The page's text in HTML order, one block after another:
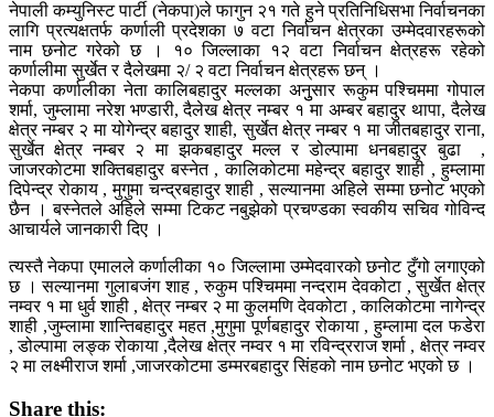
नेपाली कम्युनिस्ट पार्टी (नेकपा)ले फागुन २१ गते हुने प्रतिनिधिसभा निर्वाचनका
लागि प्रत्यक्षतर्फ कर्णाली प्रदेशका ७ वटा निर्वाचन क्षेत्रका उम्मेदवारहरूको
नाम छनोट गरेको छ । १० जिल्लाका १२ वटा निर्वाचन क्षेत्रहरू रहेको
कर्णालीमा सुर्खेत र दैलेखमा २/ २ वटा निर्वाचन क्षेत्रहरू छन् ।
नेकपा कर्णालीका नेता कालिबहादुर मल्लका अनुुसार रूकुम पश्चिममा गोपाल
शर्मा, जुम्लामा नरेश भण्डारी, दैलेख क्षेत्र नम्बर १ मा अम्बर बहादुर थापा, दैलेख
क्षेत्र नम्बर २ मा योगेन्द्र बहादुर शाही, सुर्खेत क्षेत्र नम्बर १ मा जीतबहादुर राना,
सुर्खेत क्षेत्र नम्बर २ मा झकबहादुर मल्ल र डोल्पामा धनबहादुर बुढा ,
जाजरकाेटमा शक्तिबहादुर बस्नेत , कालिकोटमा महेन्द्र बहादुर शाही , हुम्लामा
दिपेन्द्र रोकाय , मुगुमा चन्द्रबहादुर शाही , सल्यानमा अहिले सम्मा छनोट भएको
छैन । बस्नेतले अहिले सम्मा टिकट नबुझेको प्रचण्डका स्वकीय सचिव गोविन्द
आचार्यले जानकारी दिए ।
त्यस्तै नेकपा एमालले कर्णालीका १० जिल्लामा उम्मेदवारको छनोट टुँगो लगाएको
छ । सल्यानमा गुलाबजंग शाह , रुकुम पश्चिममा नन्दराम देवकोटा , सुर्खेत क्षेत्र
नम्वर १ मा धुर्व शाही , क्षेत्र नम्बर २ मा कुलमणि देवकोटा , कालिकोटमा नागेन्द्र
शाही ,जुम्लामा शान्तिबहादुर महत ,मुगुमा पूर्णबहादुर रोकाया , हुम्लामा दल फडेरा
, डोल्पामा लङ्क रोकाया ,दैलेख क्षेत्र नम्वर १ मा रविन्द्रराज शर्मा , क्षेत्र नम्वर
२ मा लक्ष्मीराज शर्मा ,जाजरकोटमा डम्मरबहादुर सिंहको नाम छनोट भएको छ ।
Share this: